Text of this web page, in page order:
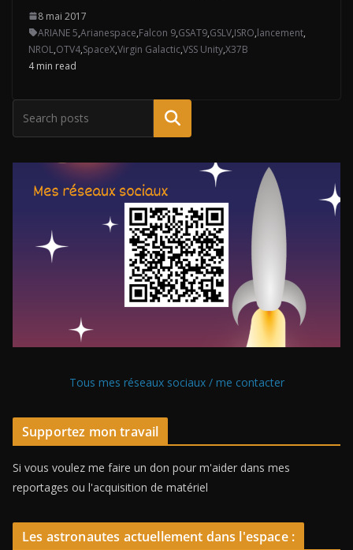
8 mai 2017
ARIANE 5,Arianespace,Falcon 9,GSAT9,GSLV,ISRO,lancement,
NROL,OTV4,SpaceX,Virgin Galactic,VSS Unity,X37B
4 min read
Tous mes réseaux sociaux / me contacter
Supportez mon travail
Si vous voulez me faire un don pour m'aider dans mes
reportages ou l'acquisition de matériel
Les astronautes actuellement dans l'espace :